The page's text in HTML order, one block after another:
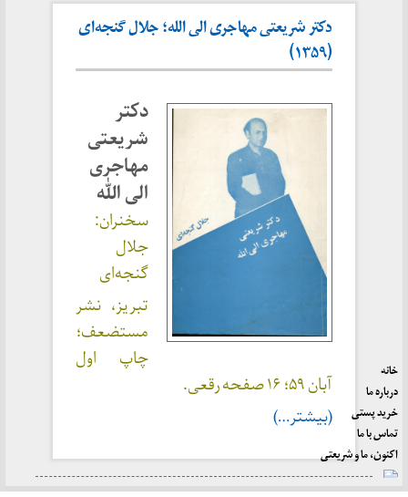
دکتر شریعتی مهاجری الی الله؛ جلال گنجه‌ای
(۱۳۵۹)
دکتر
شریعتی
مهاجری
الی الله
سخنران:
جلال
گنجه‌ای
تبریز، نشر
مستضعف؛
چاپ اول
آبان ۵۹؛ ۱۶ صفحه رقعی.
(بیشتر…)
خانه
درباره ما
خرید پستی
تماس با ما
اکنون، ما و شریعتی